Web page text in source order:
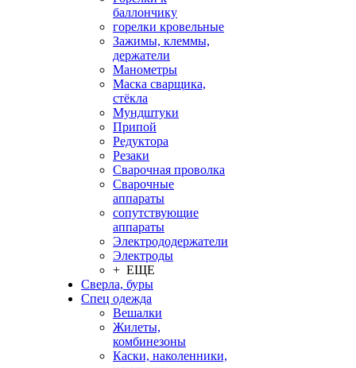
баллончику
горелки кровельные
Зажимы, клеммы,
держатели
Манометры
Маска сварщика,
стёкла
Мундштуки
Припой
Редуктора
Резаки
Сварочная проволка
Сварочные
аппараты
сопутствующие
аппараты
Электрододержатели
Электроды
+ ЕЩЕ
Сверла, буры
Спец одежда
Вешалки
Жилеты,
комбинезоны
Каски, наколенники,